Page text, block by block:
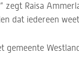
Raisa
dat iedereen